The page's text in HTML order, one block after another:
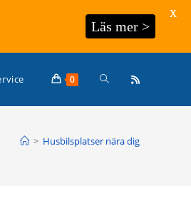
0 Slå
> Husbilsplatser nära dig
Läs mer >
X